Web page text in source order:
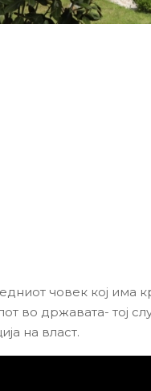
човек кој имa
во државата- тој
на власт.